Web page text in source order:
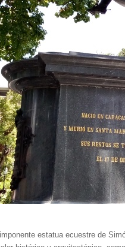
estatua ecuestre de